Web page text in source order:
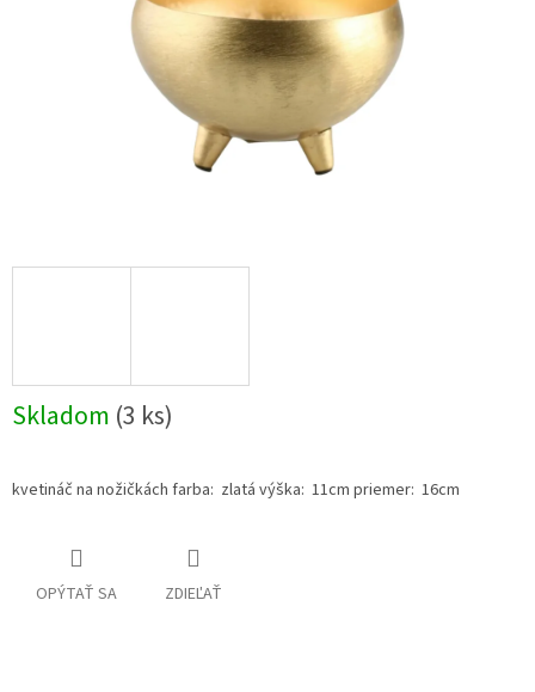
Skladom (3 ks)
kvetináč na nožičkách farba: zlatá výška: 11cm priemer: 16cm
OPÝTAŤ SA ZDIEĽAŤ